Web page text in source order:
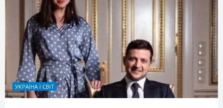
УКРАЇНА І СВІТ